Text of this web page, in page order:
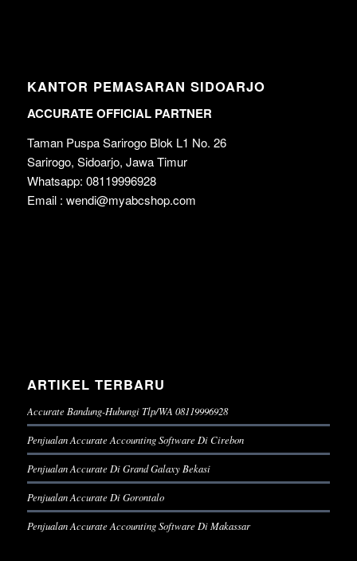
KANTOR PEMASARAN SIDOARJO
ACCURATE OFFICIAL PARTNER
Taman Puspa Sarirogo Blok L1 No. 26
Sarirogo, Sidoarjo, Jawa Timur
Whatsapp: 08119996928
Email : wendi@myabcshop.com
ARTIKEL TERBARU
Accurate Bandung-Hubungi Tlp/WA 08119996928
Penjualan Accurate Accounting Software Di Cirebon
Penjualan Accurate Di Grand Galaxy Bekasi
Penjualan Accurate Di Gorontalo
Penjualan Accurate Accounting Software Di Makassar